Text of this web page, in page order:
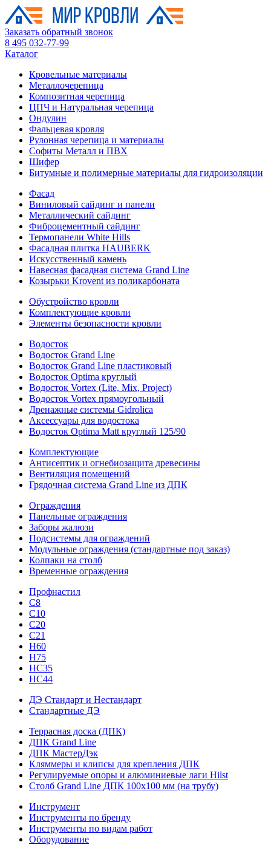
Заказать обратный звонок
8 495 032-77-99
Каталог
Кровельные материалы
Металлочерепица
Композитная черепица
ЦПЧ и Натуральная черепица
Ондулин
Фальцевая кровля
Рулонная черепица и материалы
Софиты Металл и ПВХ
Шифер
Битумные и полимерные материалы для гидроизоляции
Фасад
Виниловый сайдинг и панели
Металлический сайдинг
Фиброцементный сайдинг
Термопанели White Hills
Фасадная плитка HAUBERK
Искусственный камень
Навесная фасадная система Grand Line
Козырьки Krovent из поликарбоната
Обустройство кровли
Комплектующие кровли
Элементы безопасности кровли
Водосток
Водосток Grand Line
Водосток Grand Line пластиковый
Водосток Optima круглый
Водосток Vortex (Lite, Mix, Project)
Водосток Vortex прямоугольный
Дренажные системы Gidrolica
Аксессуары для водостока
Водосток Optima Matt круглый 125/90
Комплектующие
Антисептик и огнебиозащита древесины
Вентиляция помещений
Грядочная система Grand Line из ДПК
Ограждения
Панельные ограждения
Заборы жалюзи
Подсистемы для ограждений
Модульные ограждения (стандартные под заказ)
Колпаки на столб
Временные ограждения
Профнастил
С8
С10
С20
С21
H60
H75
HС35
НС44
ДЭ Стандарт и Нестандарт
Стандартные ДЭ
Террасная доска (ДПК)
ДПК Grand Line
ДПК МастерДэк
Кляммеры и клипсы для крепления ДПК
Регулируемые опоры и алюминиевые лаги Hilst
Столб Grand Line ДПК 100х100 мм (на трубу)
Инструмент
Инструменты по бренду
Инструменты по видам работ
Оборудование